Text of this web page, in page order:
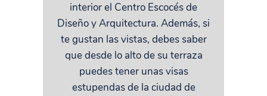
interior el Centro Escocés de
Diseño y Arquitectura. Además, si
te gustan las vistas, debes saber
que desde lo alto de su terraza
puedes tener unas visas
estupendas de la ciudad de